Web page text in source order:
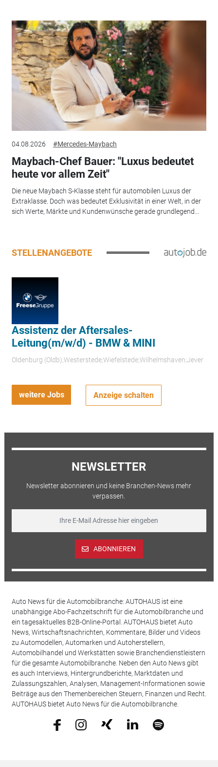
04.08.2026 #Mercedes-Maybach
Maybach-Chef Bauer: "Luxus bedeutet
heute vor allem Zeit"
Die neue Maybach S-Klasse steht für automobilen Luxus der
Extraklasse. Doch was bedeutet Exklusivität in einer Welt, in der
sich Werte, Märkte und Kundenwünsche gerade grundlegend...
STELLENANGEBOTE
Assistenz der Aftersales-
Leitung(m/w/d) - BMW & MINI
Oldenburg (Oldb);Westerstede;Wiefelstede;Wilhelmshaven;Jever
weitere Jobs Anzeige schalten
NEWSLETTER
Newsletter abonnieren und keine Branchen-News mehr
verpassen.
ABONNIEREN
Auto News für die Automobilbranche: AUTOHAUS ist eine
unabhängige Abo-Fachzeitschrift für die Automobilbranche und
ein tagesaktuelles B2B-Online-Portal. AUTOHAUS bietet Auto
News, Wirtschaftsnachrichten, Kommentare, Bilder und Videos
zu Automodellen, Automarken und Autoherstellern,
Automobilhandel und Werkstätten sowie Branchendienstleistern
für die gesamte Automobilbranche. Neben den Auto News gibt
es auch Interviews, Hintergrundberichte, Marktdaten und
Zulassungszahlen, Analysen, Management-Informationen sowie
Beiträge aus den Themenbereichen Steuern, Finanzen und Recht.
AUTOHAUS bietet Auto News für die Automobilbranche.